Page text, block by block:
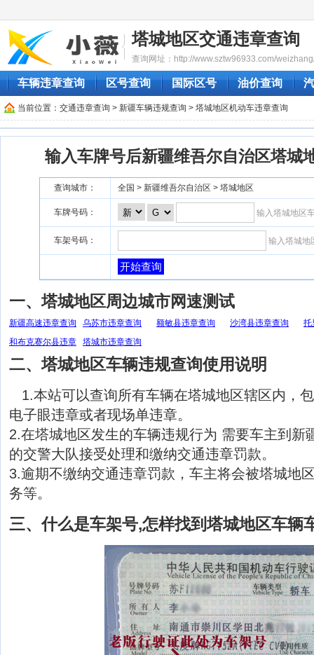
塔城地区交通违章查询
查询网址：http://www.sztw96933.com/
车辆违章查询 区号查询 国际区号 油价查询
当前位置： 交通违章查询 > 新疆车辆违规查询 > 塔城地区机动车违章查询
输入车牌号后新疆维吾尔自治区塔城
查询城市： 全国 > 新疆维吾尔自治区 > 塔城地区
车牌号码： 输入塔城地区
车架号码： 输入塔城地
开始查询
一、塔城地区周边城市网速测试
新疆高速违章查询 乌苏市违章查询 额敏县违章查询 沙湾县违章查询
托
和布克赛尔县违章
查询
塔城市违章查询
二、塔城地区车辆违规查询使用说明
1.本站可以查询所有车辆在塔城地区辖区内，
电子眼违章或者现场单违章。
2.在塔城地区发生的车辆违规行为 需要车主到新
的交警大队接受处理和缴纳交通违章罚款。
3.逾期不缴纳交通违章罚款，车主将会被塔城地
务等。
三、什么是车架号,怎样找到塔城地区车辆